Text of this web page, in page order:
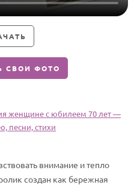
СВОИ ФОТО
женщине с юбилеем 70 лет —
песни, стихи
внимание и тепло
создан как бережная